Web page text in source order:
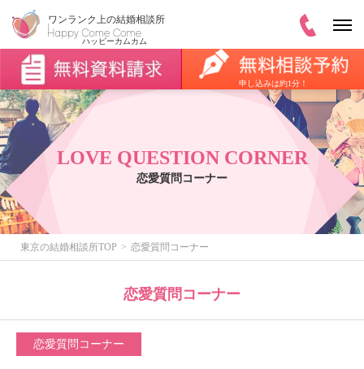
申し込みは約1分！
LOVE QUESTION CORNER
恋愛質問コーナー
東京の結婚相談所TOP 恋愛質問コーナー
恋愛質問コーナー
恋愛質問コーナー